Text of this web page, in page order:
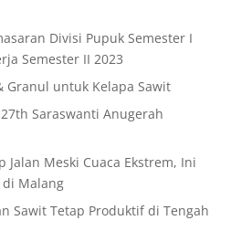
Divisi Pupuk Semester I
Semester II 2023
Granul untuk Kelapa Sawit
Saraswanti Anugerah
Jalan Meski Cuaca Ekstrem, Ini
di Malang
Sawit Tetap Produktif di Tengah